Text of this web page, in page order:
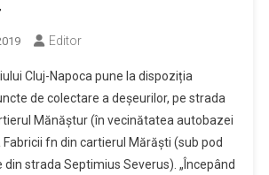
Editor
Cluj-Napoca pune la dispoziția
de colectare a deșeurilor, pe strada
Mănăștur (în vecinătatea autobazei
Fabricii fn din cartierul Mărăști (sub pod
din strada Septimius Severus). „Începând